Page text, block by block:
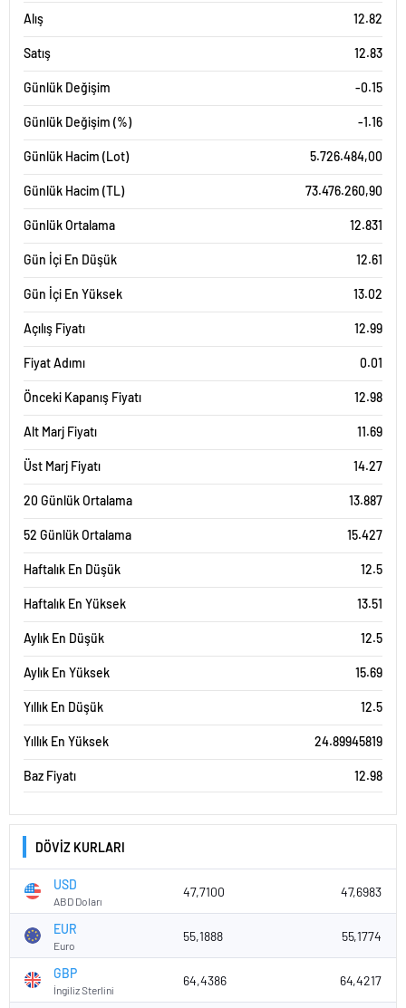
Alış 12.82
Satış 12.83
Günlük Değişim -0.15
Günlük Değişim (%) -1.16
Günlük Hacim (Lot) 5.726.484,00
Günlük Hacim (TL) 73.476.260,90
Günlük Ortalama 12.831
Gün İçi En Düşük 12.61
Gün İçi En Yüksek 13.02
Açılış Fiyatı 12.99
Fiyat Adımı 0.01
Önceki Kapanış Fiyatı 12.98
Alt Marj Fiyatı 11.69
Üst Marj Fiyatı 14.27
20 Günlük Ortalama 13.887
52 Günlük Ortalama 15.427
Haftalık En Düşük 12.5
Haftalık En Yüksek 13.51
Aylık En Düşük 12.5
Aylık En Yüksek 15.69
Yıllık En Düşük 12.5
Yıllık En Yüksek 24.89945819
Baz Fiyatı 12.98
DÖVİZ KURLARI
USD
ABD Doları
47,7100 47,6983
EUR
Euro
55,1888 55,1774
GBP
İngiliz Sterlini
64,4386 64,4217